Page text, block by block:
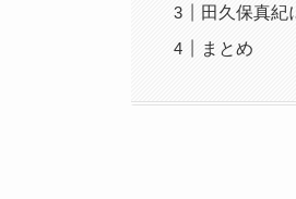
田久保真紀
まとめ